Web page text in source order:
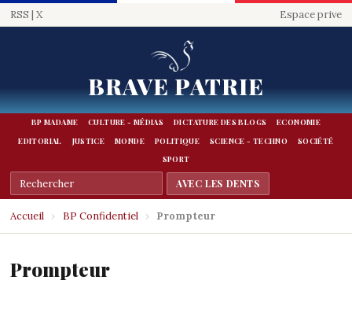
RSS | X Espace prive
BRAVE PATRIE
BP MADAME CULTURE - MÉDIAS DICTATURE DES BLOGS
ECONOMIE
EDITORIAL
JUSTICE MONDE POLITIQUE SCIENCE - TECHNO
SOCIÉTÉ
SPORT
Accueil › BP Confidentiel › Prompteur
Prompteur